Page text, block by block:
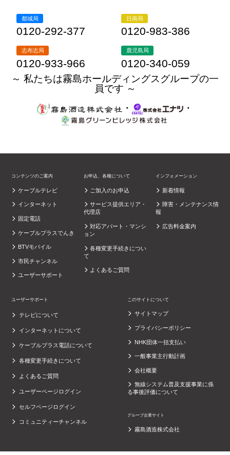
都城局
0120-292-377
日南局
0120-983-386
志布志局
0120-933-966
鹿児島局
0120-340-059
～ 私たちは霧島ホールディングスグループの一
員です ～
・
・
コンテンツのご案内
ケーブルテレビ
インターネット
固定電話
ケーブルプラスでんき
BTVモバイル
市民チャンネル
ユーザーサポート
お申込、各種について
ご加入のお申込
サービス提供エリア・
代理店
対応アパート・マンシ
ョン
各種変更手続きについ
て
よくあるご質問
インフォメーション
新着情報
障害・メンテナンス情
報
広告料金案内
ユーザーサポート
テレビについて
インターネットについて
ケーブルプラス電話について
各種変更手続きについて
よくあるご質問
ユーザーページログイン
セルフページログイン
コミュニティーチャンネル
このサイトについて
サイトマップ
プライバシーポリシー
NHK団体一括支払い
一般事業主行動計画
会社概要
無線システム普及支援事業に係
る事後評価について
グループ企業サイト
霧島酒造株式会社